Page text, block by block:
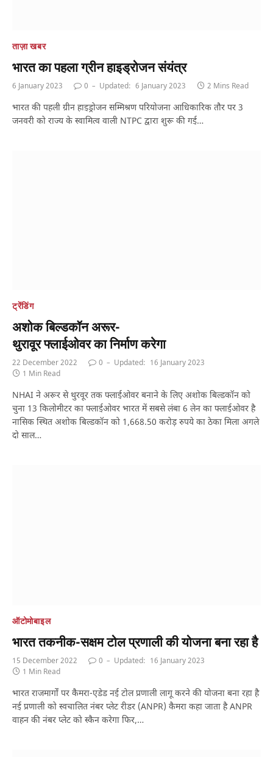
ताज़ा खबर
भारत का पहला ग्रीन हाइड्रोजन संयंत्र
6 January 2023 0 Updated: 6 January 2023 2 Mins Read
भारत की पहली ग्रीन हाइड्रोजन सम्मिश्रण परियोजना आधिकारिक तौर पर 3
जनवरी को राज्य के स्वामित्व वाली NTPC द्वारा शुरू की गई…
ट्रेंडिंग
अशोक बिल्डकॉन अरूर-
थुरावूर फ्लाईओवर का निर्माण करेगा
22 December 2022 0 Updated: 16 January 2023
1 Min Read
NHAI ने अरूर से थुरवूर तक फ्लाईओवर बनाने के लिए अशोक बिल्डकॉन को
चुना 13 किलोमीटर का फ्लाईओवर भारत में सबसे लंबा 6 लेन का फ्लाईओवर है
नासिक स्थित अशोक बिल्डकॉन को 1,668.50 करोड़ रुपये का ठेका मिला अगले
दो साल…
ऑटोमोबाइल
भारत तकनीक-सक्षम टोल प्रणाली की योजना बना रहा है
15 December 2022 0 Updated: 16 January 2023
1 Min Read
भारत राजमार्गों पर कैमरा-एडेड नई टोल प्रणाली लागू करने की योजना बना रहा है
नई प्रणाली को स्वचालित नंबर प्लेट रीडर (ANPR) कैमरा कहा जाता है ANPR
वाहन की नंबर प्लेट को स्कैन करेगा फिर,…